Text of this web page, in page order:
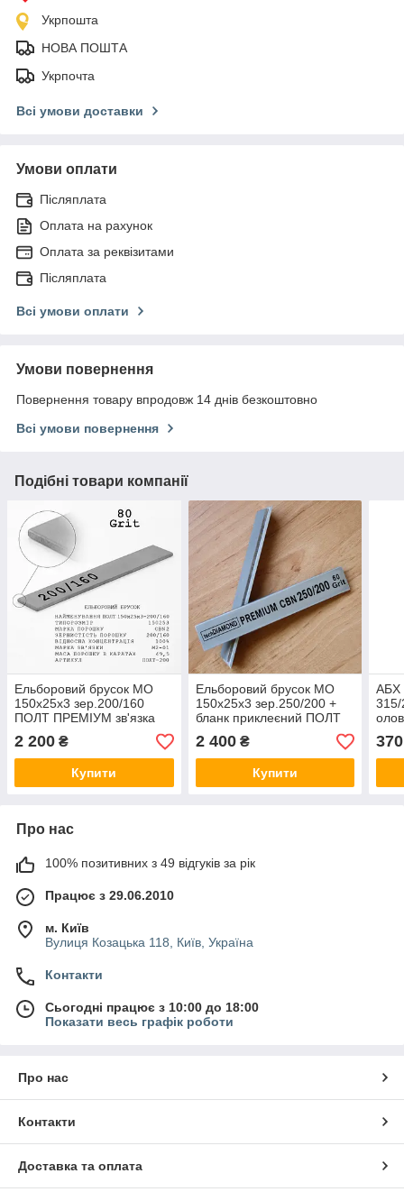
Укрпошта
НОВА ПОШТА
Укрпочта
Всі умови доставки
Умови оплати
Післяплата
Оплата на рахунок
Оплата за реквізитами
Післяплата
Всі умови оплати
Умови повернення
Повернення товару впродовж 14 днів безкоштовно
Всі умови повернення
Подібні товари компанії
Ельборовий брусок МО
150х25х3 зер.200/160
ПОЛТ ПРЕМІУМ зв'язка
М2-01 (мідно-олов'яна)
2 200 ₴
Купити
Ельборовий брусок МО
150х25х3 зер.250/200 +
бланк приклеєний ПОЛТ
ПРЕМІУМ зв'язка М2-01
(мідно-олов'яна)
2 400₴
Купити
АБХ
370
Про нас
100% позитивних з 49 відгуків за рік
Працює з 29.06.2010
м. Київ
Вулиця Козацька 118, Київ, Україна
Контакти
Сьогодні працює з 10:00 до 18:00
Показати весь графік роботи
Про нас
Контакти
Доставка та оплата